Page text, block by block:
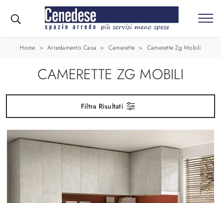
Home > Arredamento Casa > Camerette > Camerette Zg Mobili
CAMERETTE ZG MOBILI
Filtra Risultati